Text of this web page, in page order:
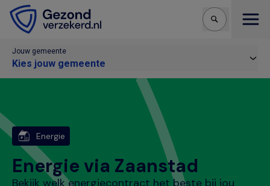
Jouw gemeente
Kies jouw gemeente
Energie
Energie via Zaanstad
Bekijk welk energiecontract het beste bij jou